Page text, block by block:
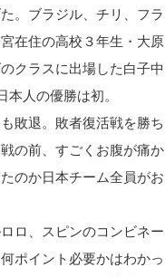
。ブラジル、チリ、フラ
在住の高校３年生・大原
クラスに出場した白子中
人の優勝は初。
敗退。敗者復活戦を勝ち
の前、すごくお腹が痛か
のか日本チーム全員がお
ロ、スピンのコンビネー
ポイント必要かはわかっ